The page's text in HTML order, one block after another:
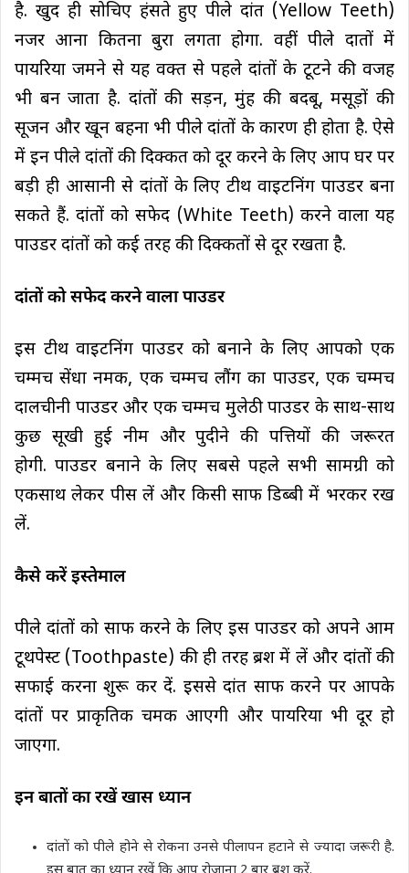
है. खुद ही सोचिए हंसते हुए पीले दांत (Yellow Teeth)
नजर आना कितना बुरा लगता होगा. वहीं पीले दातों में
पायरिया जमने से यह वक्त से पहले दांतों के टूटने की वजह
भी बन जाता है. दांतों की सड़न, मुंह की बदबू, मसूड़ों की
सूजन और खून बहना भी पीले दांतों के कारण ही होता है. ऐसे
में इन पीले दांतों की दिक्कत को दूर करने के लिए आप घर पर
बड़ी ही आसानी से दांतों के लिए टीथ वाइटनिंग पाउडर बना
सकते हैं. दांतों को सफेद (White Teeth) करने वाला यह
पाउडर दांतों को कई तरह की दिक्कतों से दूर रखता है.
दांतों को सफेद करने वाला पाउडर
इस टीथ वाइटनिंग पाउडर को बनाने के लिए आपको एक
चम्मच सेंधा नमक, एक चम्मच लौंग का पाउडर, एक चम्मच
दालचीनी पाउडर और एक चम्मच मुलेठी पाउडर के साथ-साथ
कुछ सूखी हुई नीम और पुदीने की पत्तियों की जरूरत
होगी. पाउडर बनाने के लिए सबसे पहले सभी सामग्री को
एकसाथ लेकर पीस लें और किसी साफ डिब्बी में भरकर रख
लें.
कैसे करें इस्तेमाल
पीले दांतों को साफ करने के लिए इस पाउडर को अपने आम
टूथपेस्ट (Toothpaste) की ही तरह ब्रश में लें और दांतों की
सफाई करना शुरू कर दें. इससे दांत साफ करने पर आपके
दांतों पर प्राकृतिक चमक आएगी और पायरिया भी दूर हो
जाएगा.
इन बातों का रखें खास ध्यान
दांतों को पीले होने से रोकना उनसे पीलापन हटाने से ज्यादा जरूरी है.